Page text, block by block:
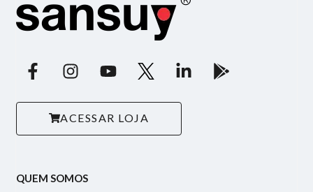
ACESSAR LOJA
QUEM SOMOS